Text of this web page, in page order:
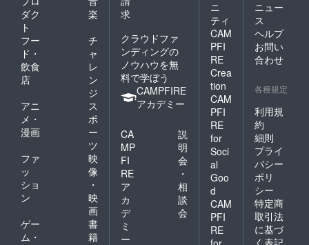
ダク
ト
楽
フー
ド・
飲食
店
チ
ャ
レ
ン
ジ
アニ
メ・
漫画
ス
ポ
ー
ツ
ファ
ッ
ショ
ン
映
像
・
映
画
ゲー
ム・
書
籍
求
クラウドファ
ンディングの
ノウハウを無
料で学ぼう
CAMPFIRE
アカデミー
CA
MP
FI
RE
ア
カ
デ
ミ
ー
説
明
会
・
相
談
会
ニ
ティ
CAM
PFI
RE
Crea
tion
CAM
PFI
RE
for
Soci
al
Goo
d
CAM
PFI
RE
ニュー
ス
ヘルプ
お問い
合わせ
各種規定
利用規
約
細則
プライ
バシー
ポリ
シー
特定商
取引法
に基づ